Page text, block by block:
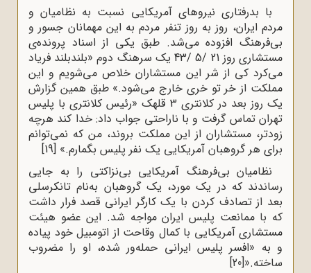
با بدرفتاری‌ نیروهای‌ آمریکایی‌ نسبت ‌به‌ نظامیان‌ و
مردم‌ ایران‌، روز به‌ روز تنفر مردم‌ به‌ این‌ مهمانان‌ جسور و
بی‌فرهنگ‌ افزوده‌ می‌شد. طبق‌ یکی‌ از اسناد پرونده‌ی‌
مستشاری‌ روز 21 /5 /43 یک‌ سرهنگ‌ دوم‌ «بلندبلند فریاد
می‌کرد کی از شر این‌ مستشاران‌ خلاص‌ می‌شویم‌ و این‌
مملکت‌ از خر تو خری‌ خارج‌ می‌شود.» طبق‌ همین‌ گزارش‌
یک‌ روز بعد در کلانتری‌ 3 قلهک‌ «رئیس‌ کلانتری‌ با پلیس‌
تهران‌ تماس‌ گرفت‌ و با ناراحتی‌ جواب‌ داد: خدا کند هرچه‌
زودتر، مستشاران‌ از این‌ مملکت‌ بروند، من‌ که‌ نمی‌توانم‌
برای‌ هر گروهبان‌ آمریکایی‌ یک‌ نفر پلیس ‌بگمارم.» [19]
نظامیان‌ بی‌فرهنگ‌ آمریکایی‌ بی‌نزاکتی‌ را به ‌جایی‌
رساندند که‌ در یک‌ مورد، یک‌ گروهبان‌ به‌نام‌ تانکرسلی‌
بعد از تصادف‌ کردن‌ با یک‌ کارگر ایرانی‌ قصد فرار داشت‌
که‌ با ممانعت‌ پلیس‌ ایران‌ مواجه‌ شد. این‌ عضو هیئت‌
مستشاری‌ آمریکایی‌ با کمال‌ وقاحت‌ از اتومبیل‌ خود پیاده‌
و به‌ «افسر پلیس‌ ایرانی ‌حمله‌ور شده‌، او را مضروب‌
ساخته‌.«[20]